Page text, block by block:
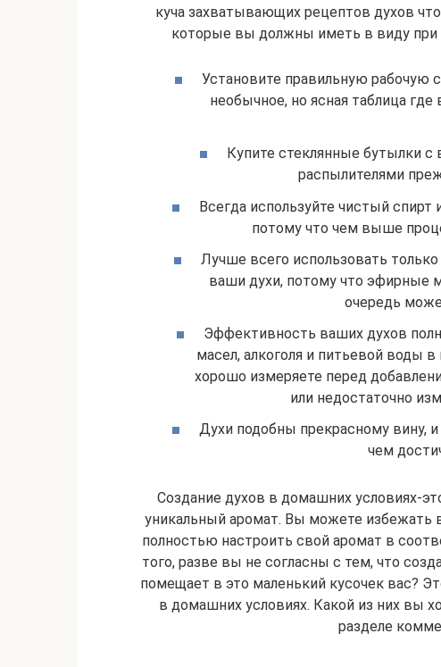
куча захватывающих рецептов духов
которые вы должны иметь в виду при
Установите правильную рабочую
необычное, но ясная таблица
Купите стеклянные бутылки
распылителями
Всегда используйте чистый
потому что чем выше
Лучше всего использовать
ваши духи, потому что эфирные
очередь
Эффективность ваших духов
масел, алкоголя и питьевой воды
хорошо измеряете перед
или недостаточно
Духи подобны прекрасному вину,
чем
Создание духов в домашних условиях-
уникальный аромат. Вы можете избежать
полностью настроить свой аромат в
того, разве вы не согласны с тем, что
помещает в это маленький кусочек вас?
в домашних условиях. Какой из них вы
разделе